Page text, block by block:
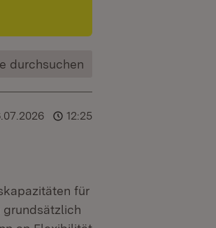
durchsuchen
12:25
für
grundsätzlich